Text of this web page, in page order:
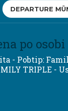
DEPARTURE
po osobi
- Pobtip:
TRIPLE -